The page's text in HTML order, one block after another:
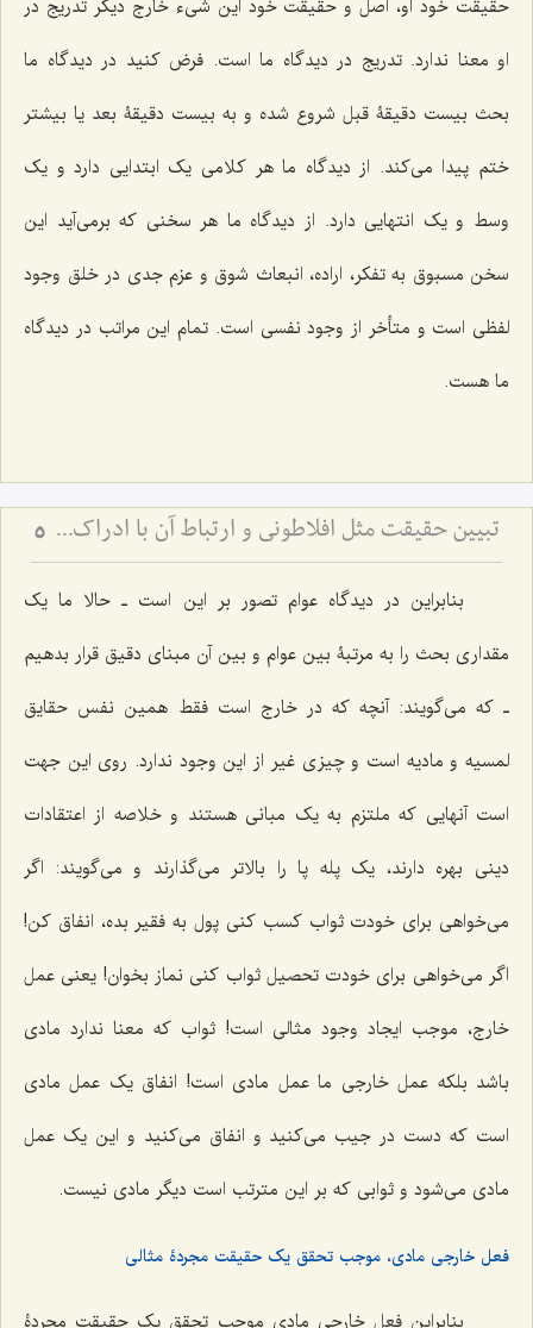
حقیقت خود او، اصل و حقیقت خود این شی‌ء خارج دیگر تدریج در
او معنا ندارد. تدریج در دیدگاه ما است. فرض کنید در دیدگاه ما
بحث بیست دقیقۀ قبل شروع شده و به بیست دقیقۀ بعد یا بیشتر
ختم پیدا مى‌کند. از دیدگاه ما هر کلامى یک ابتدایى دارد و یک
وسط و یک انتهایى دارد. از دیدگاه ما هر سخنى که برمى‌آید این
سخن مسبوق به تفکر، اراده، انبعاث شوق و عزم جدى در خلق وجود
لفظى است و متأخر از وجود نفسى است. تمام این مراتب در دیدگاه
ما هست.
تبیین حقیقت مثل افلاطونی و ارتباط آن با ادراک - نقش تصرفات مثال در تحقق حقایق و افعال انسانی 5
بنابراین در دیدگاه عوام تصور بر این است ـ حالا ما یک
مقدارى بحث را به مرتبۀ بین عوام و بین آن مبناى دقیق قرار بدهیم
ـ که مى‌گویند: آنچه که در خارج است فقط همین نفس حقایق
لمسیه و مادیه است و چیزى غیر از این وجود ندارد. روى این جهت
است آنهایی که ملتزم به یک مبانى هستند و خلاصه از اعتقادات
دینى بهره دارند، یک پله پا را بالاتر مى‌گذارند و مى‌گویند: اگر
مى‌خواهى براى خودت ثواب کسب کنی پول به فقیر بده، انفاق کن!
اگر مى‌خواهى براى خودت تحصیل ثواب کنى نماز بخوان! یعنى عمل
خارج، موجب ایجاد وجود مثالى است! ثواب که معنا ندارد مادى
باشد بلکه عمل خارجى ما عمل مادى است! انفاق یک عمل مادى
است که دست در جیب مى‌کنید و انفاق مى‌کنید و این یک عمل
مادی مى‌شود و ثوابى که بر این مترتب است دیگر مادى نیست.
فعل خارجى مادى، موجب تحقق یک حقیقت مجردۀ مثالى
بنابراین فعل خارجى مادى موجب تحقق یک حقیقت مجردۀ